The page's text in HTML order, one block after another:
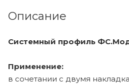
Описание
Системный профиль
Применение:
в сочетании с двумя